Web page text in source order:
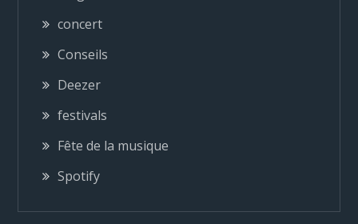
o
n
d
e
concert
Conseils
Deezer
festivals
Fête de la musique
Spotify